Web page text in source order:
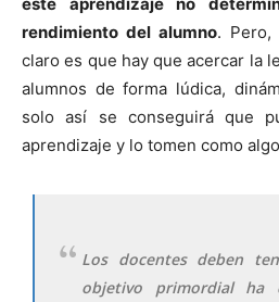
este aprendizaje no
rendimiento del alumno.
claro es que hay que acercar la
alumnos de forma lúdica,
solo así se conseguirá que
aprendizaje y lo tomen como
Los docentes deben
objetivo primordial